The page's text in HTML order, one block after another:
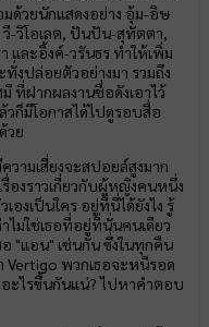
ด้วยนักแสดงอย่าง อุ้ม-อิษ
-วิโอเลต, ปันปัน-สุทัตตา,
ละอิ้งค์-วรันธร ทำให้เพิ่ม
งปล่อยตัวอย่างมา รวมถึง
ที่ฝากผลงานชื่อดังเอาไว้
วก็มีโอกาสได้ไปดูรอบสื่อ
วย
วามเสี่ยงจะสปอยล์สูงมาก
รื่องราวเกี่ยวกับผู้หญิงคนหนึ่ง
องเป็นใคร อยู่ที่นี่ได้ยังไง รู้
ไม่ใช่เธอที่อยู่ที่นั่นคนเดียว
"แอน" เช่นกัน ซึ่งในทุกคืน
Vertigo พวกเธอจะหนีรอด
อะไรขึ้นกันแน่? ไปหาคำตอบ